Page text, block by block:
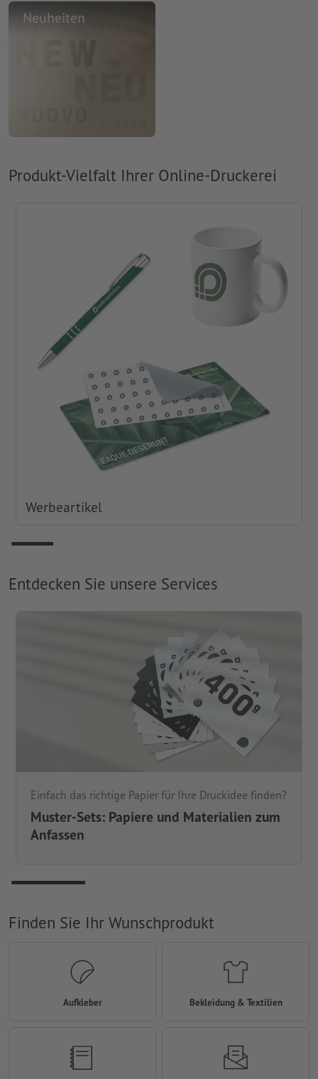
Neuheiten
Produkt-Vielfalt Ihrer Online-Druckerei
Werbeartikel
Entdecken Sie unsere Services
Einfach das richtige Papier für Ihre Druckidee finden?
Muster-Sets: Papiere und Materialien zum
Anfassen
Finden Sie Ihr Wunschprodukt
Aufkleber Bekleidung & Textilien